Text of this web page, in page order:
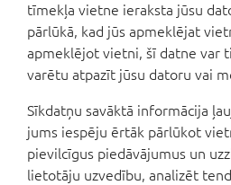
tīmekļa vietne ieraksta jūsu
pārlūkā, kad jūs apmeklējat
apmeklējot vietni, šī datne var
varētu atpazīt jūsu datoru vai
Sīkdatņu savāktā informācija
jums iespēju ērtāk pārlūkot
pievilcīgus piedāvājumus un
lietotāju uzvedību, analizēt